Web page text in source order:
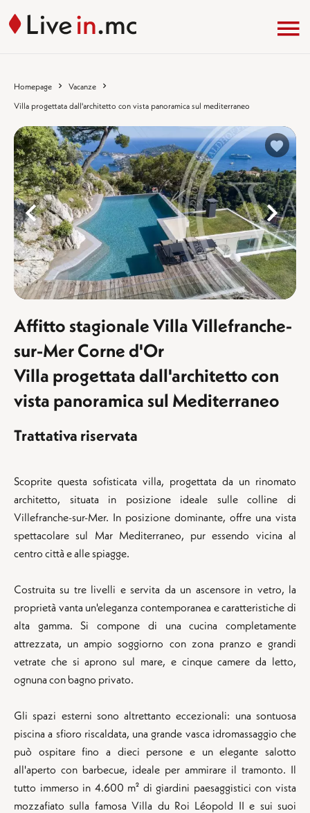
Homepage
Vacanze
Villa progettata dall'architetto con vista panoramica sul mediterraneo
%}
Affitto stagionale Villa Villefranche-
sur-Mer Corne d'Or
Villa progettata dall'architetto con
vista panoramica sul Mediterraneo
Trattativa riservata
Scoprite questa sofisticata villa, progettata da un rinomato
architetto, situata in posizione ideale sulle colline di
Villefranche-sur-Mer. In posizione dominante, offre una vista
spettacolare sul Mar Mediterraneo, pur essendo vicina al
centro città e alle spiagge.
Costruita su tre livelli e servita da un ascensore in vetro, la
proprietà vanta un'eleganza contemporanea e caratteristiche di
alta gamma. Si compone di una cucina completamente
attrezzata, un ampio soggiorno con zona pranzo e grandi
vetrate che si aprono sul mare, e cinque camere da letto,
ognuna con bagno privato.
Gli spazi esterni sono altrettanto eccezionali: una sontuosa
piscina a sfioro riscaldata, una grande vasca idromassaggio che
può ospitare fino a dieci persone e un elegante salotto
all'aperto con barbecue, ideale per ammirare il tramonto. Il
tutto immerso in 4.600 m² di giardini paesaggistici con vista
mozzafiato sulla famosa Villa du Roi Léopold II e sui suoi